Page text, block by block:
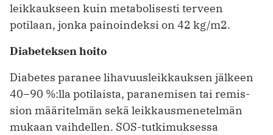
leik­kaukseen kuin metabolisesti terveen
potilaan, jonka painoindeksi on 42 kg/m2.
Diabeteksen hoito
Diabetes paranee lihavuusleikkauksen jälkeen
40–90 %:lla potilaista, paranemisen tai remis­
sion määritelmän sekä leikkausmenetelmän
mukaan vaihdellen. SOS-tutkimuksessa